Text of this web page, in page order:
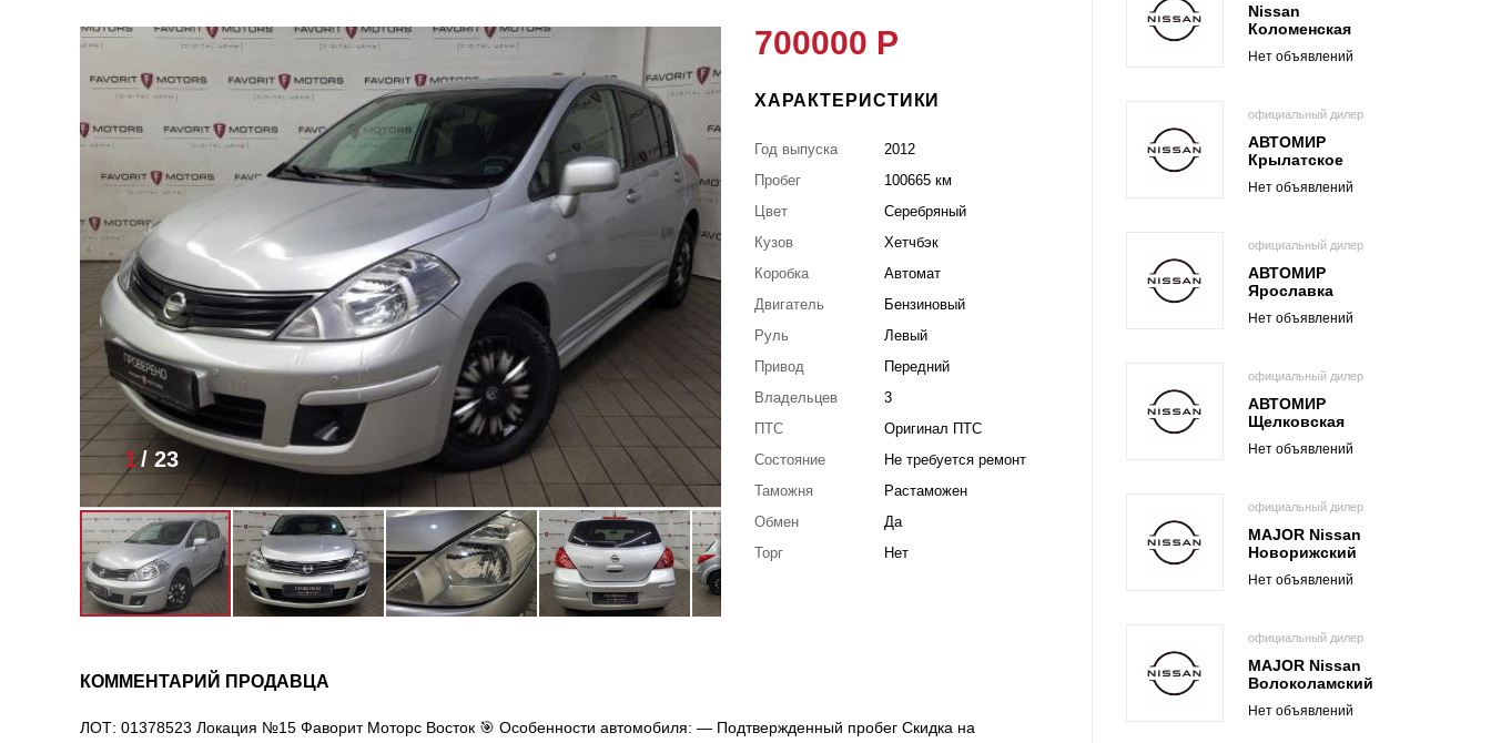
1/ 23
700000 Р
ХАРАКТЕРИСТИКИ
Год выпуска
2012
Пробег
100665 км
Цвет
Серебряный
Кузов
Хетчбэк
Коробка
Автомат
Двигатель
Бензиновый
Руль
Левый
Привод
Передний
Владельцев
3
ПТС
Оригинал ПТС
Состояние
Не требуется ремонт
Таможня
Растаможен
Обмен
Да
Торг
Нет
КОММЕНТАРИЙ ПРОДАВЦА
ЛОТ: 01378523 Локация №15 Фаворит Моторс Восток 🎯 Особенности автомобиля: — Подтвержденный пробег Скидка на
Nissan
Коломенская
Нет объявлений
официальный дилер
АВТОМИР
Крылатское
Нет объявлений
официальный дилер
АВТОМИР
Ярославка
Нет объявлений
официальный дилер
АВТОМИР
Щелковская
Нет объявлений
официальный дилер
MAJOR Nissan
Новорижский
Нет объявлений
официальный дилер
MAJOR Nissan
Волоколамский
Нет объявлений